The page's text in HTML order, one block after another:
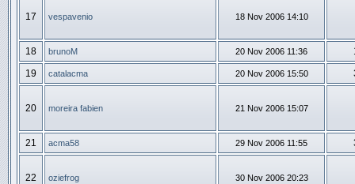
17 vespavenio 18 Nov 2006 14:10
18 brunoM 20 Nov 2006 11:36
19
catalacma 20 Nov 2006 15:50
20 moreira fabien 21 Nov 2006 15:07
21 acma58 29 Nov 2006 11:55
22 oziefrog 30 Nov 2006 20:23